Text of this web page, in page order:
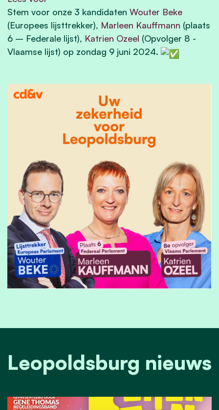
Stem voor onze 3 kandidaten Wouter Beke
(Europees lijsttrekker), Marleen Kauffmann (plaats
6 – Federale lijst), Katrien Ozeel (Opvolger 8 -
Vlaamse lijst) op zondag 9 juni 2024.
Leopoldsburg nieuws